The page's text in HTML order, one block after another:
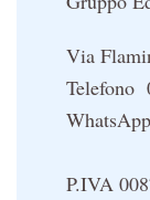
Via
Telefono
P.IVA